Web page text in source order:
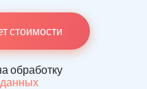
стоимости
обработку